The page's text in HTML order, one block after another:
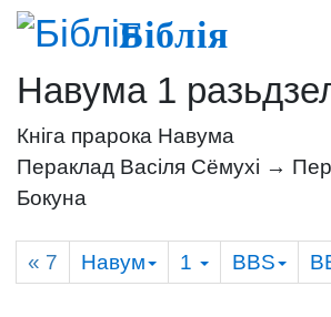
Біблія
Навума 1
Кніга прарока Навума
Пераклад Васіля Сёмухі →
Бокуна
« 7 Навум 1 BBS